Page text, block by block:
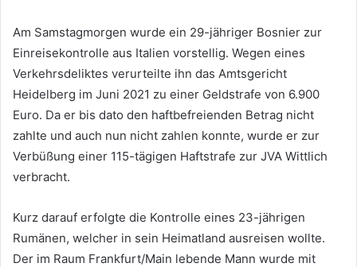
Am Samstagmorgen wurde ein 29-jähriger Bosnier zur
Einreisekontrolle aus Italien vorstellig. Wegen eines
Verkehrsdeliktes verurteilte ihn das Amtsgericht
Heidelberg im Juni 2021 zu einer Geldstrafe von 6.900
Euro. Da er bis dato den haftbefreienden Betrag nicht
zahlte und auch nun nicht zahlen konnte, wurde er zur
Verbüßung einer 115-tägigen Haftstrafe zur JVA Wittlich
verbracht.
Kurz darauf erfolgte die Kontrolle eines 23-jährigen
Rumänen, welcher in sein Heimatland ausreisen wollte.
Der im Raum Frankfurt/Main lebende Mann wurde mit